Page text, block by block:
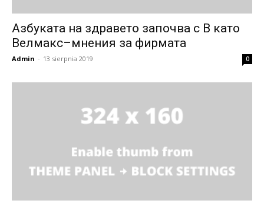
Азбуката на здравето започва с В като
Велмакс–мнения за фирмата
Admin - 13 sierpnia 2019 0